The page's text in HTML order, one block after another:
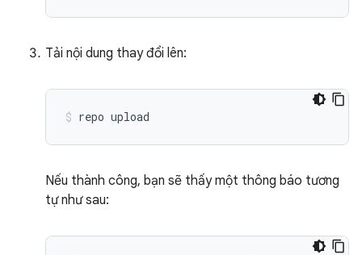
Tải nội dung thay đổi lên:
repo upload
Nếu thành công, bạn sẽ thấy một thông báo tương
tự như sau: